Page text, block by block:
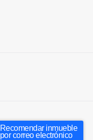
Recomendar inmueble
por correo electrónico